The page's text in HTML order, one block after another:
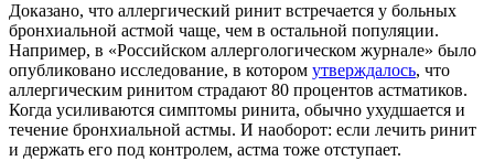
Доказано, что аллергический ринит встречается у больных
бронхиальной астмой чаще, чем в остальной популяции.
Например, в «Российском аллергологическом журнале» было
опубликовано исследование, в котором утверждалось, что
аллергическим ринитом страдают 80 процентов астматиков.
Когда усиливаются симптомы ринита, обычно ухудшается и
течение бронхиальной астмы. И наоборот: если лечить ринит
и держать его под контролем, астма тоже отступает.